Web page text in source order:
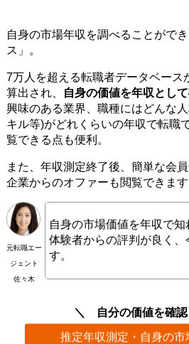
自身の市場年収を調べることがで
ス」。
7万人を超える転職者データベース
算出され、
自身の価値を年収とし
興味のある業界、職種にはどんな
キル等)がどれくらいの年収で転職
覧できる点も便利。
また、年収測定終了後、簡単な会
企業からのオファーも閲覧できます
元転職エー
ジェント
佐々木
自身の市場価値を年収で知
体験者からの評判が良く、
す。
自分の価値を確認
推定年収測定・自身の市